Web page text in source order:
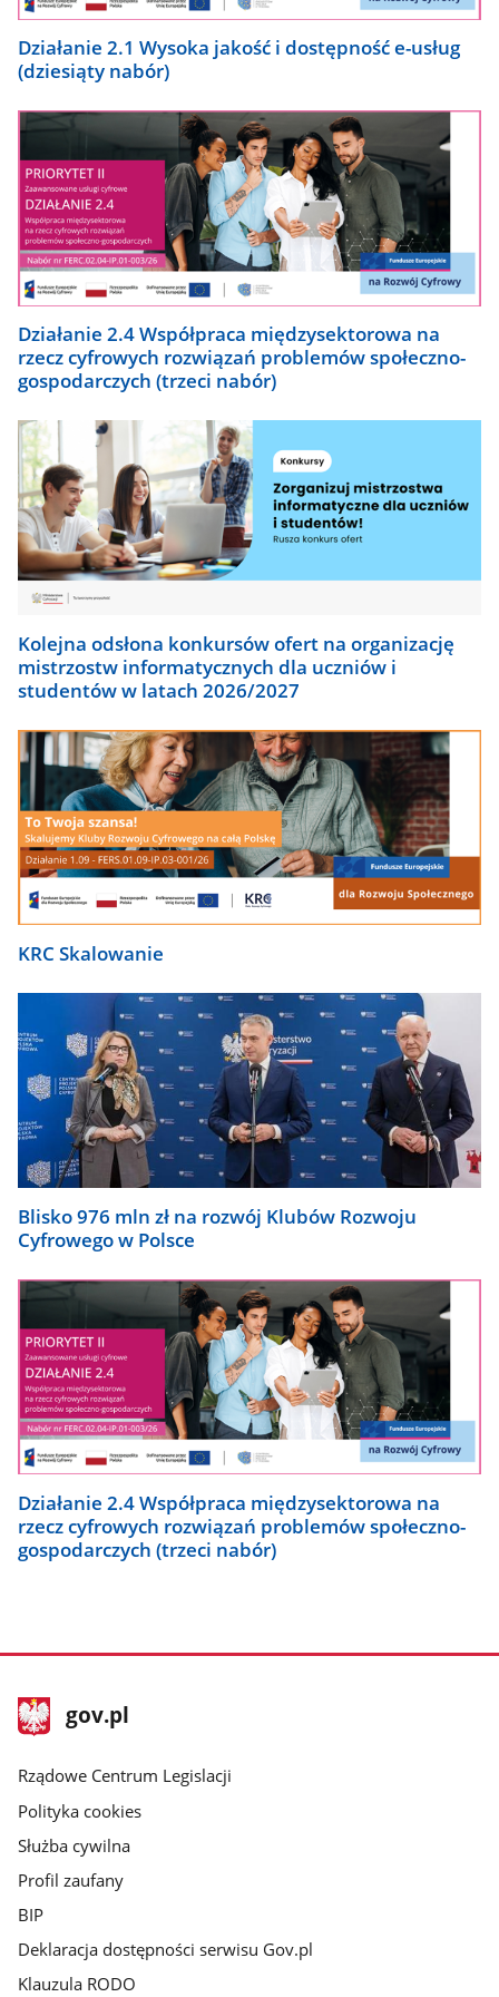
Działanie 2.1 Wysoka jakość i dostępność e-usług
(dziesiąty nabór)
Działanie 2.4 Współpraca międzysektorowa na
rzecz cyfrowych rozwiązań problemów społeczno-
gospodarczych (trzeci nabór)
Kolejna odsłona konkursów ofert na organizację
mistrzostw informatycznych dla uczniów i
studentów w latach 2026/2027
KRC Skalowanie
Blisko 976 mln zł na rozwój Klubów Rozwoju
Cyfrowego w Polsce
Działanie 2.4 Współpraca międzysektorowa na
rzecz cyfrowych rozwiązań problemów społeczno-
gospodarczych (trzeci nabór)
stopka
gov.plStrona
gov.pl
Rządowe Centrum Legislacji
Polityka cookies
Służba cywilna
Profil zaufany
BIP
Deklaracja dostępności serwisu Gov.pl
Klauzula RODO